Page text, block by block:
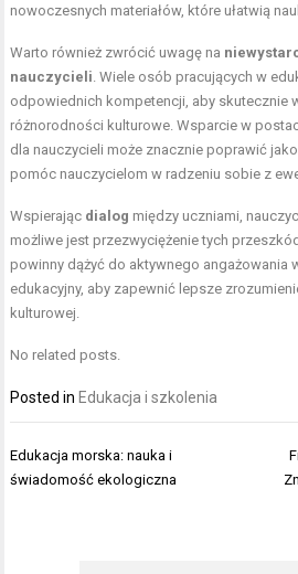
nowoczesnych materiałów, które ułatwią
Warto również zwrócić uwagę na
nauczycieli . Wiele osób pracujących w
odpowiednich kompetencji, aby skutecznie
różnorodności kulturowe. Wsparcie w
dla nauczycieli może znacznie poprawić
pomóc nauczycielom w radzeniu sobie z
Wspierając dialog między uczniami,
możliwe jest przezwyciężenie tych
powinny dążyć do aktywnego angażowania
edukacyjny, aby zapewnić lepsze
kulturowej.
No related posts.
Posted in Edukacja i szkolenia
Nawigacja
wpisu
Edukacja morska: nauka i
świadomość ekologiczna